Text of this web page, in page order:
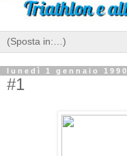
lunedì 1 gennaio 1990
#1